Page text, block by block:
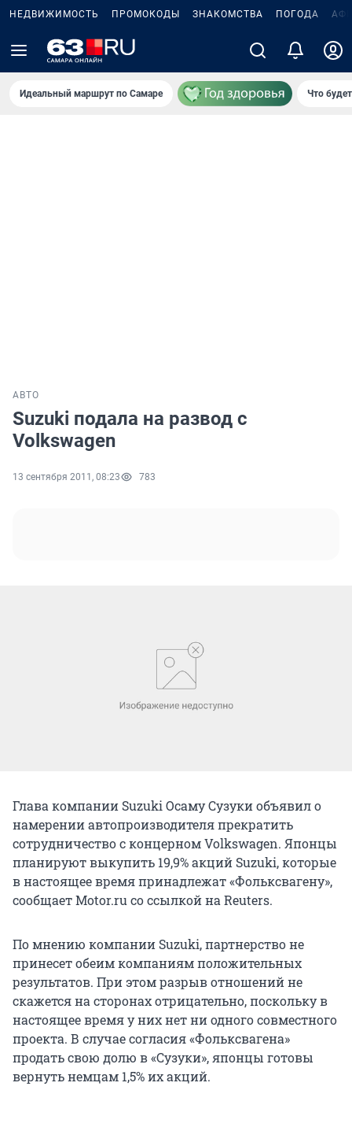
НЕДВИЖИМОСТЬ ПРОМОКОДЫ ЗНАКОМСТВА ПОГОДА
Идеальный маршрут по Самаре Что
АВТО
Suzuki подала на развод с
Volkswagen
13 сентября 2011, 08:23 783
Глава компании Suzuki Осаму Сузуки объявил о
намерении автопроизводителя прекратить
сотрудничество с концерном Volkswagen. Японцы
планируют выкупить 19,9% акций Suzuki, которые
в настоящее время принадлежат «Фольксвагену»,
сообщает Motor.ru со ссылкой на Reuters.
По мнению компании Suzuki, партнерство не
принесет обеим компаниям положительных
результатов. При этом разрыв отношений не
скажется на сторонах отрицательно, поскольку в
настоящее время у них нет ни одного совместного
проекта. В случае согласия «Фольксвагена»
продать свою долю в «Сузуки», японцы готовы
вернуть немцам 1,5% их акций.